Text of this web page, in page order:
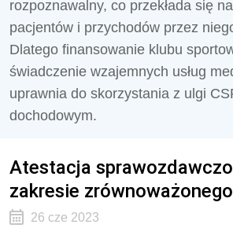
rozpoznawalny, co przekłada się
pacjentów i przychodów przez
Dlatego finansowanie klubu
świadczenie wzajemnych usług
uprawnia do skorzystania z ulgi
dochodowym.
Atestacja
zakresie
26 cze 2023